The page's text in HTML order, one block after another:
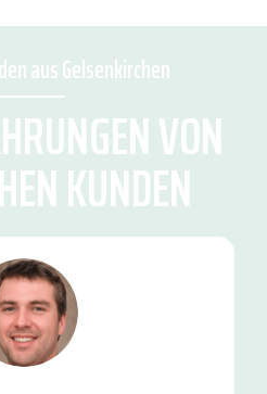
aus Gelsenkirchen
VON
KUNDEN